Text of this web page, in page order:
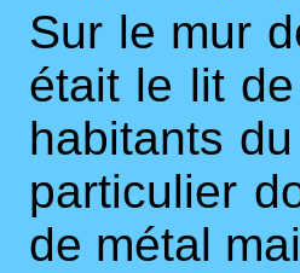
Sur le mur
était le lit
habitants
particulier
de métal